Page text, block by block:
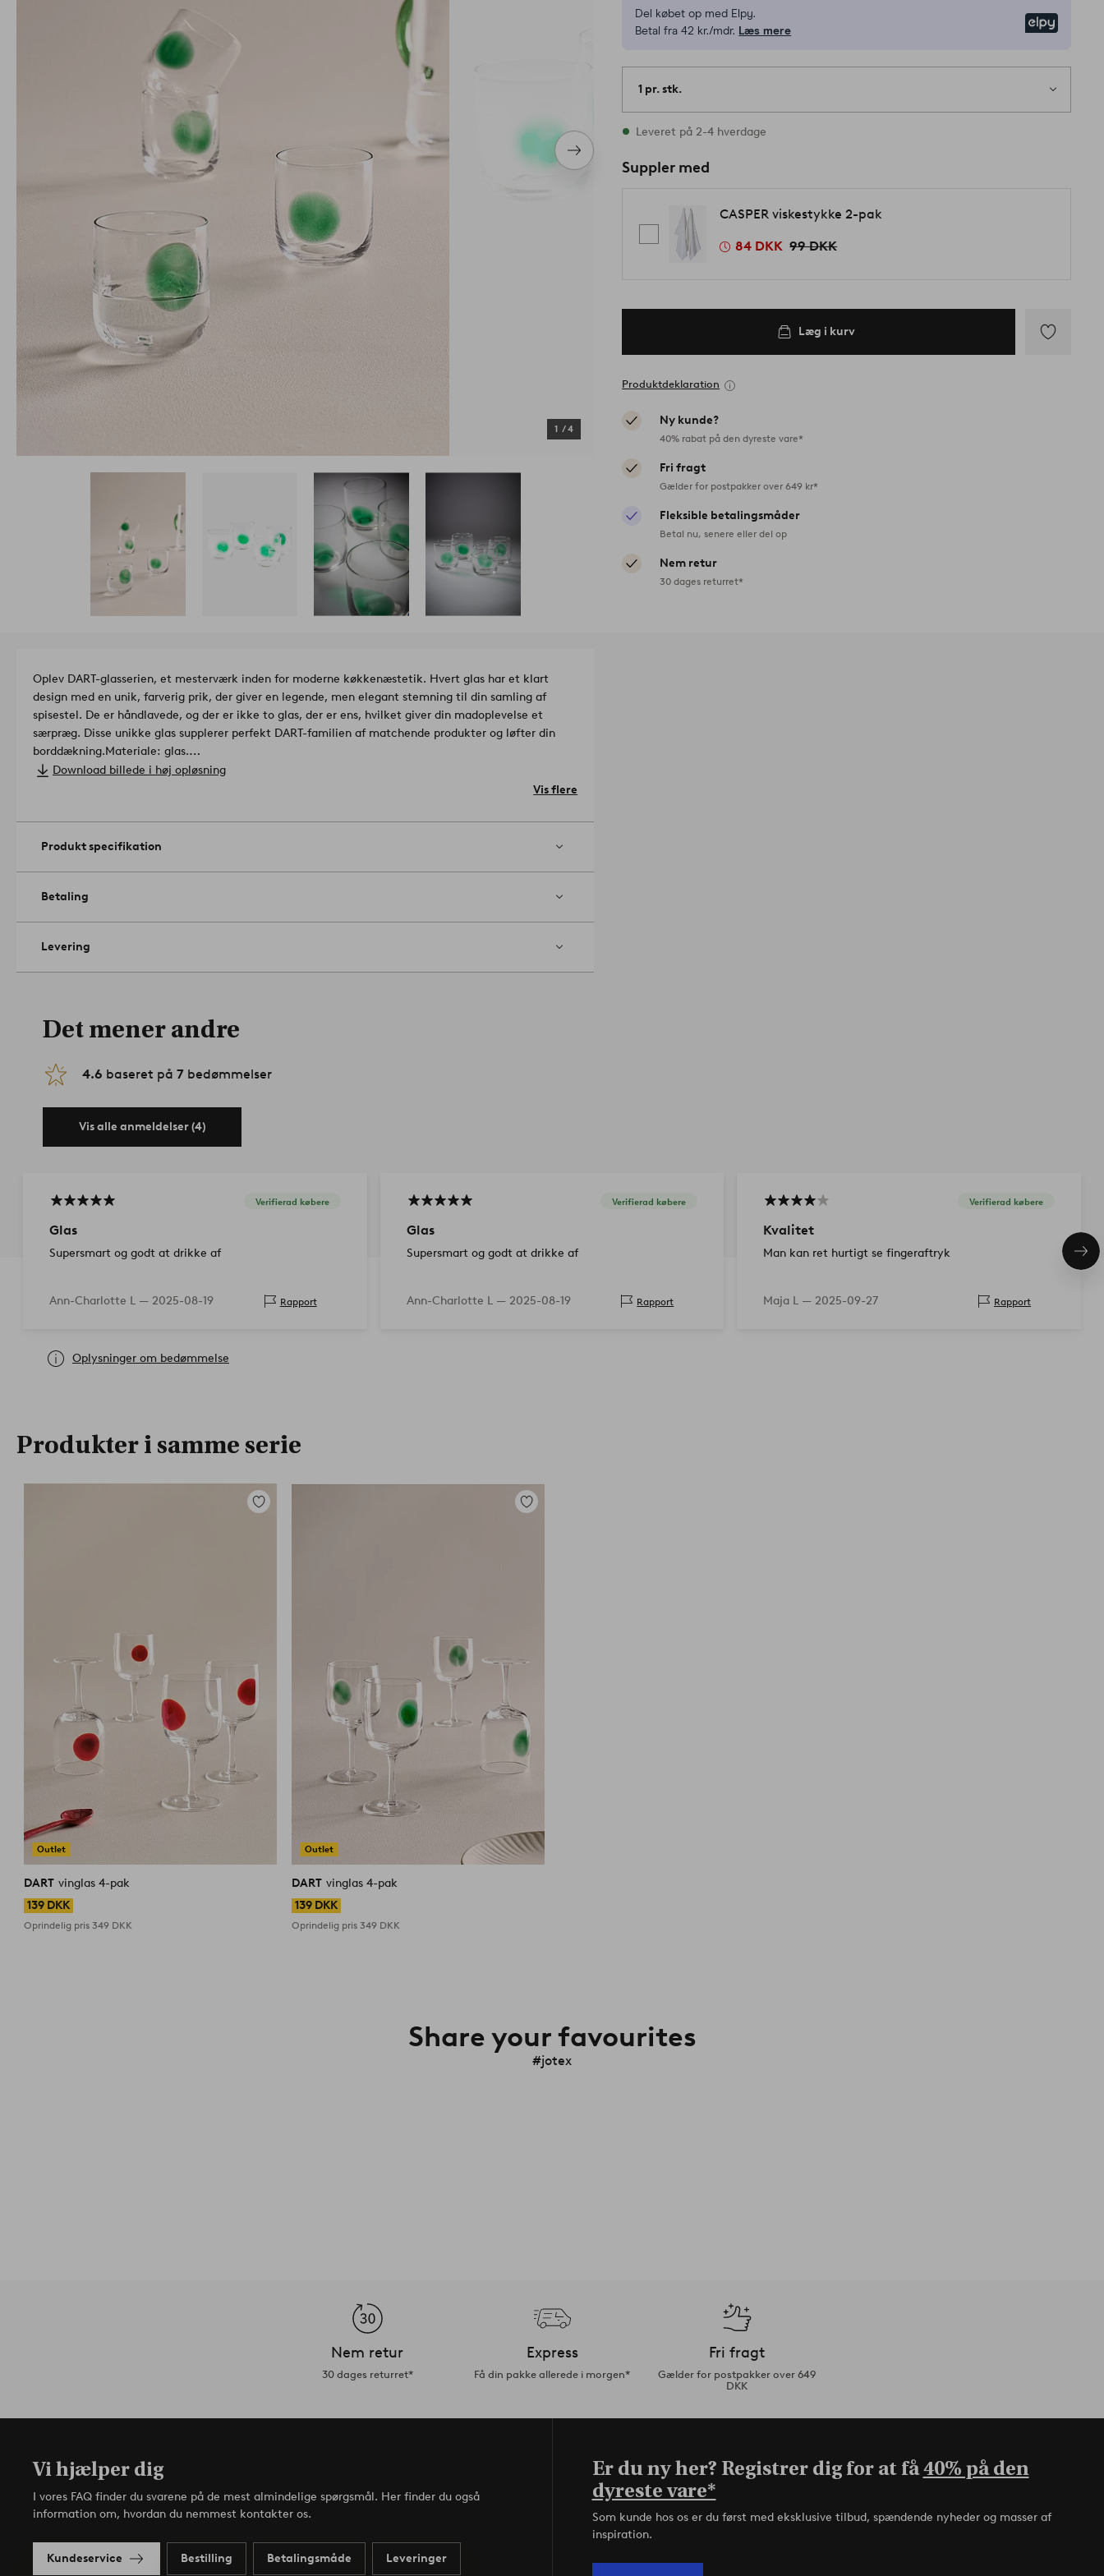
Næste
produkt
1 /4
Del købet op med Elpy.
Betal fra 42 kr./mdr. Læs mere
1 pr. stk.
På lager
Leveret på 2-4 hverdage
Suppler med
CASPER viskestykke 2-pak
84 DKK 99 DKK
Læg i kurv
Produktdeklaration
Ny kunde?
40% rabat på den dyreste vare*
Fri fragt
Gælder for postpakker over 649 kr*
Fleksible betalingsmåder
Betal nu, senere eller del op
Nem retur
30 dages returret*
Oplev DART-glasserien, et mesterværk inden for moderne køkkenæstetik. Hvert glas har et klart
design med en unik, farverig prik, der giver en legende, men elegant stemning til din samling af
spisestel. De er håndlavede, og der er ikke to glas, der er ens, hvilket giver din madoplevelse et
særpræg. Disse unikke glas supplerer perfekt DART-familien af matchende produkter og løfter din
borddækning.Materiale: glas.
Størrelse: højde 10 cm, ø 8 cm.
Da produktet er håndlavet kan små variationer i mønster og finish forekomme sammenlignet med
billederne. Artikelnummer: 1938689-01-0
Download billede i høj opløsning
Vis flere
Produkt specifikation
Betaling
Levering
Det mener andre
4.6 baseret på 7 bedømmelser
Vis alle anmeldelser (4)
Verifierad købere
Glas
Supersmart og godt at drikke af
Ann-Charlotte L — 2025-08-19 Rapport
Verifierad købere
Glas
Supersmart og godt at drikke af
Ann-Charlotte L — 2025-08-19 Rapport
Verifierad købere
Kvalitet
Man kan ret hurtigt se fingeraftryk
Maja L — 2025-09-27 Rapport
Oplysninger om bedømmelse
Produkter i samme serie
Outlet
Tilføj
DART vinglas 4-pak
139 DKK
Oprindelig pris349 DKK
Outlet
Tilføj
DART vinglas 4-pak
139 DKK
Oprindelig pris349 DKK
Share your favourites
#jotex
Nem retur
30 dages returret*
Express
Få din pakke allerede i morgen*
Fri fragt
Gælder for postpakker over 649
DKK
Vi hjælper dig
I vores FAQ finder du svarene på de mest almindelige spørgsmål. Her finder du også
information om, hvordan du nemmest kontakter os.
Kundeservice Bestilling Betalingsmåde Leveringer
Er du ny her? Registrer dig for at få40% på den
dyreste vare*
Som kunde hos os er du først med eksklusive tilbud, spændende nyheder og masser af
inspiration.